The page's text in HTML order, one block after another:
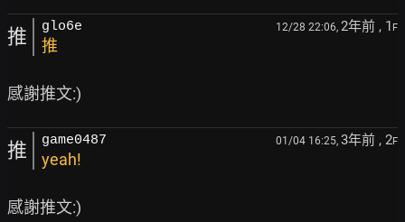
推 glo6e 12/28 22:06, 2年前 , 1 F
推
推 game0487 01/04 16:25, 3年前 , 2F
yeah!